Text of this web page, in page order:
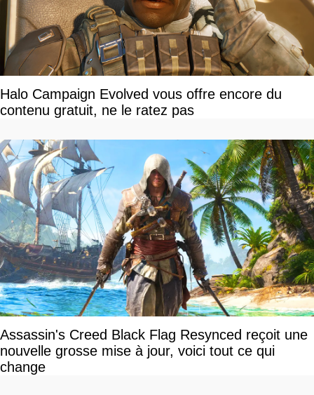
Halo Campaign Evolved vous offre encore du
contenu gratuit, ne le ratez pas
Assassin's Creed Black Flag Resynced reçoit une
nouvelle grosse mise à jour, voici tout ce qui
change